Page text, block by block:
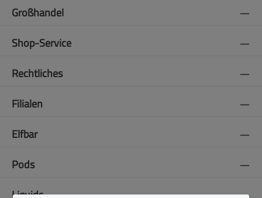
Großhandel
Shop-Service
Rechtliches
Filialen
Elfbar
Pods
Liquids